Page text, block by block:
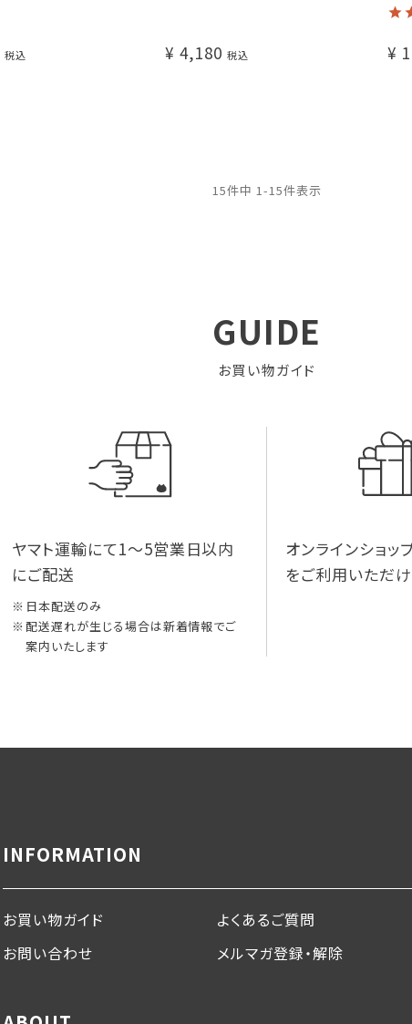
税込 ¥ 4,180 税込 ¥
15件中 1-15件表示
GUIDE
お買い物ガイド
ヤマト運輸にて1～5営業日以内
にご配送
日本配送のみ
配送遅れが生じる場合は新着情報でご
案内いたします
オンラインショッ
をご利用いただけ
INFORMATION
お買い物ガイド よくあるご質問
お問い合わせ
メルマガ登録・解除